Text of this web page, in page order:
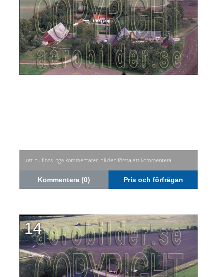
Just nu finns inga kommentarer, bli den första att kommentera.
Kommentera (0) Pris och förfrågan
14